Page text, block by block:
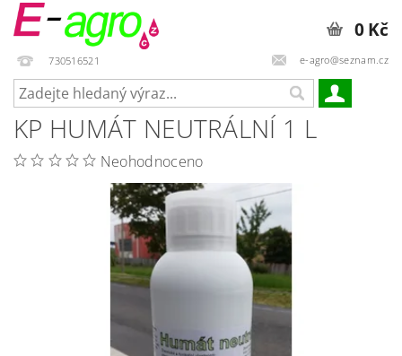
730516521 e-agro@seznam.cz
0 Kč
KP HUMÁT NEUTRÁLNÍ 1 L
Neohodnoceno